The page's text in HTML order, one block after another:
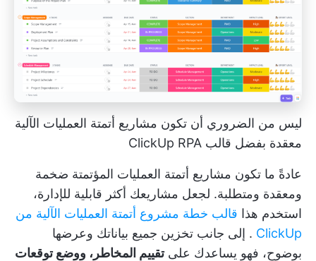
ليس من الضروري أن تكون مشاريع أتمتة العمليات الآلية
معقدة بفضل قالب ClickUp RPA
عادةً ما تكون مشاريع أتمتة العمليات المؤتمتة ضخمة
ومعقدة ومتطلبة. لجعل مشاريعك أكثر قابلية للإدارة،
استخدم هذا قالب خطة مشروع أتمتة العمليات الآلية من
ClickUp . إلى جانب تخزين جميع بياناتك وعرضها
بوضوح، فهو يساعدك علىتقييم المخاطر، ووضع توقعات